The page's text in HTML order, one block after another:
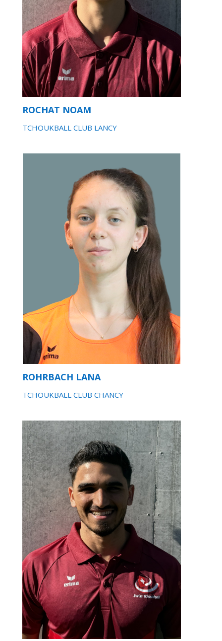
ROCHAT NOAM
TCHOUKBALL CLUB LANCY
ROHRBACH LANA
TCHOUKBALL CLUB CHANCY